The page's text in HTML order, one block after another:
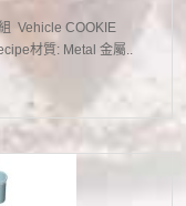
Vehicle COOKIE
材質: Metal 金屬..